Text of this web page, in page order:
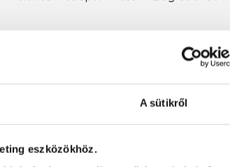
A sütikről
eszközökhöz.
a horgászatban!